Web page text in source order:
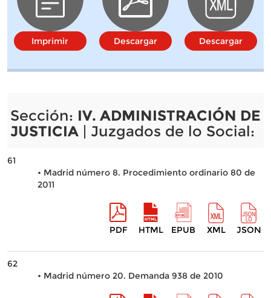
Imprimir Descargar Descargar
Sección: IV. ADMINISTRACIÓN DE
JUSTICIA| Juzgados de lo Social:
61
• Madrid número 8. Procedimiento ordinario 80 de
2011
PDF HTML EPUB XML JSON
62
• Madrid número 20. Demanda 938 de 2010